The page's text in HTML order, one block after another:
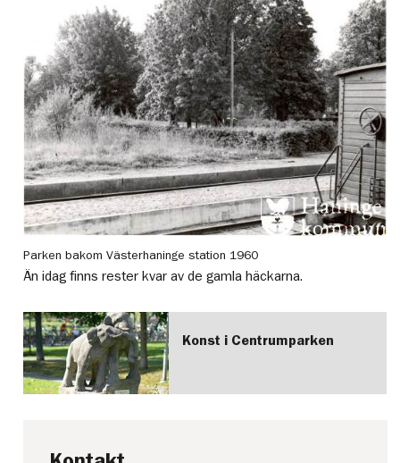
Parken bakom Västerhaninge station 1960
Än idag finns rester kvar av de gamla häckarna.
Konst i Centrumparken